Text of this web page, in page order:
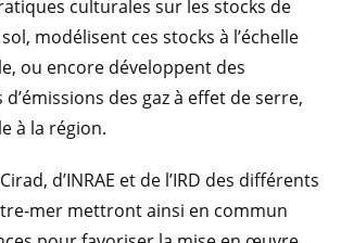
culturales sur les stocks de
modélisent ces stocks à l’échelle
ou encore développent des
des gaz à effet de serre,
à la région.
d’INRAE et de l’IRD des différents
mer mettront ainsi en commun